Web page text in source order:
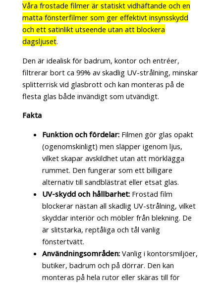
Våra frostade filmer är statiskt vidhäftande och en
matta fönsterfilmer som ger effektivt insynsskydd
och ett satinlikt utseende utan att blockera
dagsljuset.
Den är idealisk för badrum, kontor och entréer,
filtrerar bort ca 99% av skadlig UV-strålning, minskar
splitterrisk vid glasbrott och kan monteras på de
flesta glas både invändigt som utvändigt.
Fakta
Funktion och fördelar: Filmen gör glas opakt
(ogenomskinligt) men släpper igenom ljus,
vilket skapar avskildhet utan att mörklägga
rummet. Den fungerar som ett billigare
alternativ till sandblästrat eller etsat glas.
UV-skydd och hållbarhet: Frostad film
blockerar nästan all skadlig UV-strålning, vilket
skyddar interiör och möbler från blekning. De
är slitstarka, reptåliga och tål vanlig
fönstertvätt.
Användningsområden: Vanlig i kontorsmiljöer,
butiker, badrum och på dörrar. Den kan
monteras på hela rutor eller skäras till för